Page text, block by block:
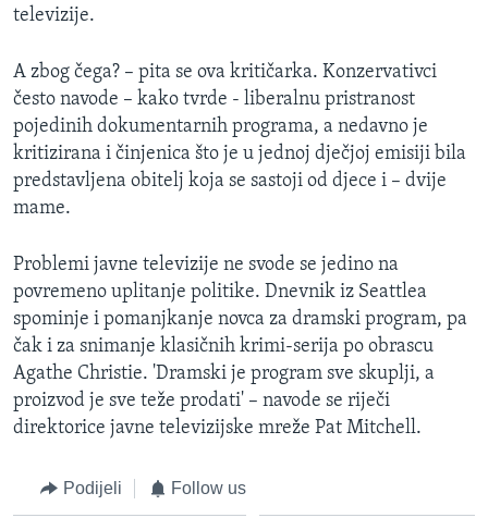
televizije.
A zbog čega? – pita se ova kritičarka. Konzervativci
često navode – kako tvrde - liberalnu pristranost
pojedinih dokumentarnih programa, a nedavno je
kritizirana i činjenica što je u jednoj dječjoj emisiji bila
predstavljena obitelj koja se sastoji od djece i – dvije
mame.
Problemi javne televizije ne svode se jedino na
povremeno uplitanje politike. Dnevnik iz Seattlea
spominje i pomanjkanje novca za dramski program, pa
čak i za snimanje klasičnih krimi-serija po obrascu
Agathe Christie. 'Dramski je program sve skuplji, a
proizvod je sve teže prodati' – navode se riječi
direktorice javne televizijske mreže Pat Mitchell.
Podijeli Follow us